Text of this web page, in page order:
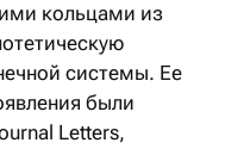
кольцами из
системы. Ее
были
Letters,